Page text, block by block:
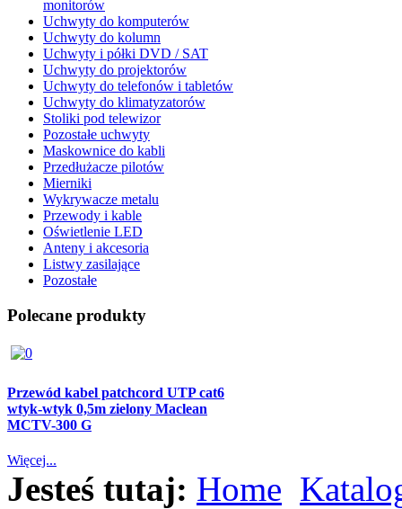
monitorów
Uchwyty do komputerów
Uchwyty do kolumn
Uchwyty i półki DVD / SAT
Uchwyty do projektorów
Uchwyty do telefonów i tabletów
Uchwyty do klimatyzatorów
Stoliki pod telewizor
Pozostałe uchwyty
Maskownice do kabli
Przedłużacze pilotów
Mierniki
Wykrywacze metalu
Przewody i kable
Oświetlenie LED
Anteny i akcesoria
Listwy zasilające
Pozostałe
Polecane produkty
Przewód kabel patchcord UTP cat6
wtyk-wtyk 0,5m zielony Maclean
MCTV-300 G
Więcej...
Jesteś tutaj: Home